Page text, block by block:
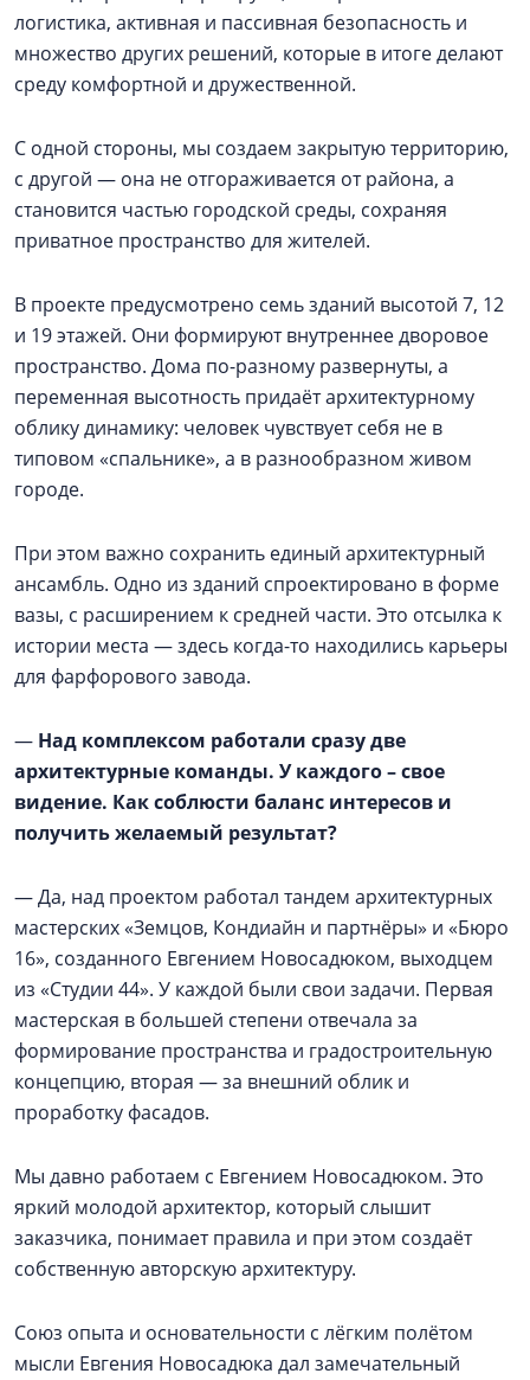
логистика, активная и пассивная безопасность и
множество других решений, которые в итоге делают
среду комфортной и дружественной.
С одной стороны, мы создаем закрытую территорию,
с другой — она не отгораживается от района, а
становится частью городской среды, сохраняя
приватное пространство для жителей.
В проекте предусмотрено семь зданий высотой 7, 12
и 19 этажей. Они формируют внутреннее дворовое
пространство. Дома по-разному развернуты, а
переменная высотность придаёт архитектурному
облику динамику: человек чувствует себя не в
типовом «спальнике», а в разнообразном живом
городе.
При этом важно сохранить единый архитектурный
ансамбль. Одно из зданий спроектировано в форме
вазы, с расширением к средней части. Это отсылка к
истории места — здесь когда-то находились карьеры
для фарфорового завода.
— Над комплексом работали сразу две
архитектурные команды. У каждого – свое
видение. Как соблюсти баланс интересов и
получить желаемый результат?
— Да, над проектом работал тандем архитектурных
мастерских «Земцов, Кондиайн и партнёры» и «Бюро
16», созданного Евгением Новосадюком, выходцем
из «Студии 44». У каждой были свои задачи. Первая
мастерская в большей степени отвечала за
формирование пространства и градостроительную
концепцию, вторая — за внешний облик и
проработку фасадов.
Мы давно работаем с Евгением Новосадюком. Это
яркий молодой архитектор, который слышит
заказчика, понимает правила и при этом создаёт
собственную авторскую архитектуру.
Союз опыта и основательности с лёгким полётом
мысли Евгения Новосадюка дал замечательный